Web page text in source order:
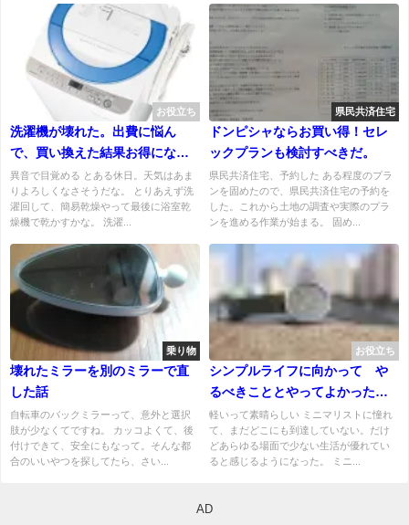
お役立ち
洗濯機が壊れた。出費に悩ん
で、買い換えた結果お得になっ
たかも。
異音で目覚める とある休日。天気はあま
りよろしくなさそうだな。 とりあえず洗
濯回して、簡易乾燥やって最後に浴室乾
燥機で乾かすかな。 洗濯...
県民共済住宅
ドンピシャならお買い得！セレ
ックプランも検討すべきだ。
県民共済住宅、予約した ある程度のプラ
ンを固めたので、県民共済住宅の予約を
した。これから土地の調査や実際のプラ
ンを進める作業が始まる。 固め...
乗り物
壊れたミラーを別のミラーで直
した話
自転車のバックミラーって、意外と選択
肢が少なくてですね。 カッコよくて、後
付けできて、安全にもなって。そんな都
合のいいやつを探してたら、さい...
お役立ち
シンプルライフに向かって や
るべきこととやってよかったこ
と
軽いって素晴らしい ミニマリストに憧れ
て、まだどこにも到達していない。だけ
どあらゆる場面で少ない生活が優れてい
ると感じるようになった。 ミニ...
AD